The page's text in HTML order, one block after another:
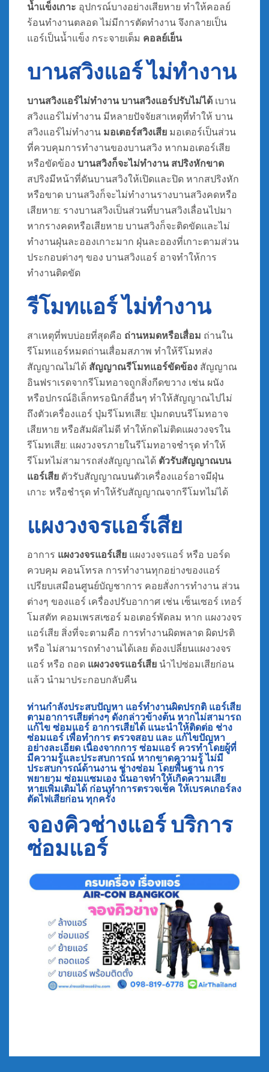
น้ำแข็งเกาะ อุปกรณ์บางอย่างเสียหาย ทำให้คอลย์
ร้อนทำงานตลอด ไม่มีการตัดทำงาน จึงกลายเป็น
แอร์เป็นน้ำแข็ง กระจายเต็ม คอลย์เย็น
บานสวิงแอร์ ไม่ทํางาน
บานสวิงแอร์ไม่ทำงาน บานสวิงแอร์ปรับไม่ได้ เบาน
สวิงแอร์ไม่ทำงาน มีหลายปัจจัยสาเหตุที่ทำให้ บาน
สวิงแอร์ไม่ทำงาน มอเตอร์สวิงเสีย มอเตอร์เป็นส่วน
ที่ควบคุมการทำงานของบานสวิง หากมอเตอร์เสีย
หรือขัดข้อง บานสวิงก็จะไม่ทำงาน สปริงหักขาด
สปริงมีหน้าที่ดันบานสวิงให้เปิดและปิด หากสปริงหัก
หรือขาด บานสวิงก็จะไม่ทำงานรางบานสวิงคดหรือ
เสียหาย: รางบานสวิงเป็นส่วนที่บานสวิงเลื่อนไปมา
หากรางคดหรือเสียหาย บานสวิงก็จะติดขัดและไม่
ทำงานฝุ่นละอองเกาะมาก ฝุ่นละอองที่เกาะตามส่วน
ประกอบต่างๆ ของ บานสวิงแอร์ อาจทำให้การ
ทำงานติดขัด
รีโมทแอร์ ไม่ทํางาน
สาเหตุที่พบบ่อยที่สุดคือ ถ่านหมดหรือเสื่อม ถ่านใน
รีโมทแอร์หมดถ่านเสื่อมสภาพ ทำให้รีโมทส่ง
สัญญาณไม่ได้ สัญญาณรีโมทแอร์ขัดข้อง สัญญาณ
อินฟราเรดจากรีโมทอาจถูกสิ่งกีดขวาง เช่น ผนัง
หรือปกรณ์อิเล็กทรอนิกส์อื่นๆ ทำให้สัญญาณไปไม่
ถึงตัวเครื่องแอร์ ปุ่มรีโมทเสีย: ปุ่มกดบนรีโมทอาจ
เสียหาย หรือสัมผัสไม่ดี ทำให้กดไม่ติดแผงวงจรใน
รีโมทเสีย: แผงวงจรภายในรีโมทอาจชำรุด ทำให้
รีโมทไม่สามารถส่งสัญญาณได้ ตัวรับสัญญาณบน
แอร์เสีย ตัวรับสัญญาณบนตัวเครื่องแอร์อาจมีฝุ่น
เกาะ หรือชำรุด ทำให้รับสัญญาณจากรีโมทไม่ได้
แผงวงจรแอร์เสีย
อาการ แผงวงจรแอร์เสีย แผงวงจรแอร์ หรือ บอร์ด
ควบคุม คอนโทรล การทำงานทุกอย่างของแอร์
เปรียบเสมือนศูนย์บัญชาการ คอยสั่งการทำงาน ส่วน
ต่างๆ ของแอร์ เครื่องปรับอากาศ เช่น เซ็นเซอร์ เทอร์
โมสตัท คอมเพรสเซอร์ มอเตอร์พัดลม หาก แผงวงจร
แอร์เสีย สิ่งที่จะตามคือ การทำงานผิดพลาด ผิดปรติ
หรือ ไม่สามารถทำงานได้เลย ต้องเปลี่ยนแผงวงจร
แอร์ หรือ ถอด แผงวงจรแอร์เสีย นำไปซ่อมเสียก่อน
แล้ว นำมาประกอบกลับคืน
ท่านกำลังประสบปัญหา แอร์ทำงานผิดปรกติ แอร์เสีย
ตามอาการเสียต่างๆ ดังกล่าวข้างต้น หากไม่สามารถ
แก้ไข ซ่อมแอร์ อาการเสียได้ แนะนำให้ติดต่อ ช่าง
ซ่อมแอร์ เพื่อทำการ ตรวจสอบ และ แก้ไขปัญหา
อย่างละเอียด เนื่องจากการ ซ่อมแอร์ ควรทำโดยผู้ที่
มีความรู้และประสบการณ์ หากขาดความรู้ ไม่มี
ประสบการณ์ด้านงาน ช่างซ่อม โดยพื้นฐาน การ
พยายาม ซ่อมแซมเอง นั้นอาจทำให้เกิดความเสีย
หายเพิ่มเติมได้ ก่อนทำการตรวจเช็ค ให้เบรคเกอร์ลง
ตัดไฟเสียก่อนทุกครั้ง
จองคิวช่างแอร์ บริการ
ซ่อมแอร์